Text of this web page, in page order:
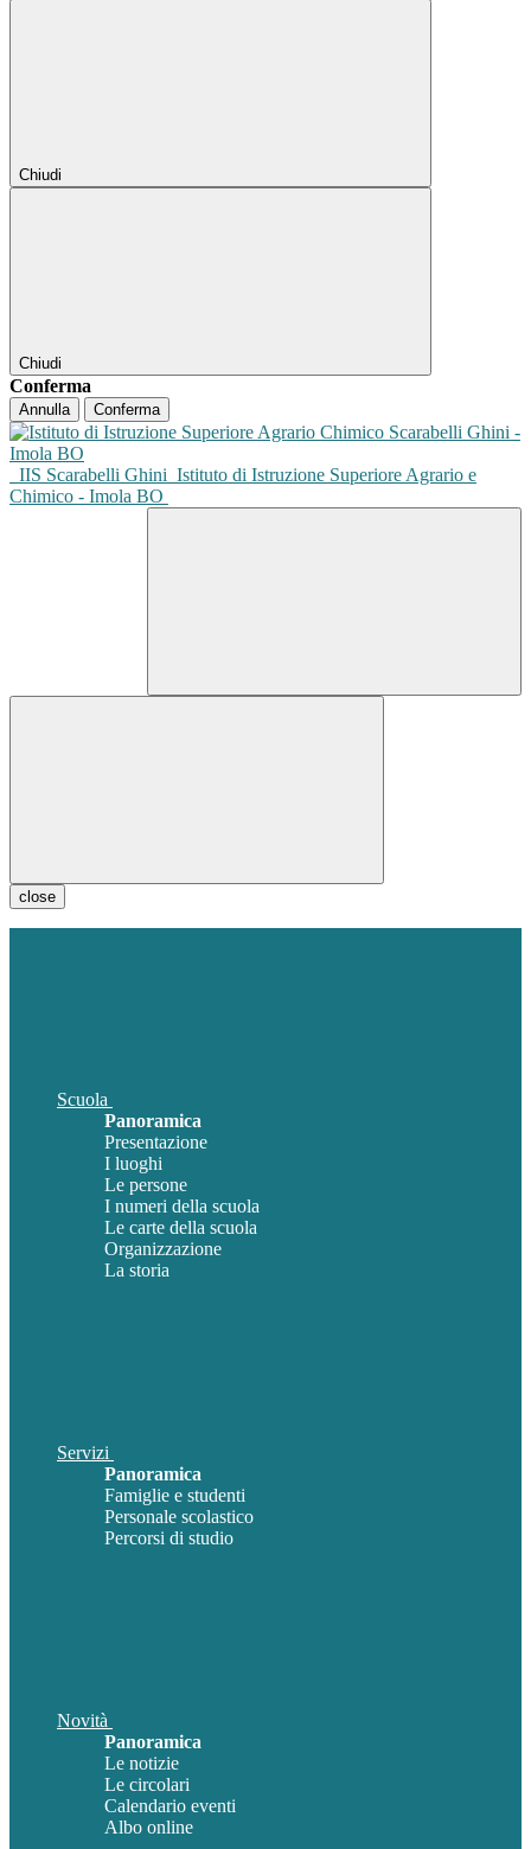
Chiudi
Chiudi
Conferma
Annulla Conferma
IIS Scarabelli Ghini Istituto di Istruzione Superiore Agrario e
Chimico - Imola BO
close
Scuola
Panoramica
Presentazione
I luoghi
Le persone
I numeri della scuola
Le carte della scuola
Organizzazione
La storia
Servizi
Panoramica
Famiglie e studenti
Personale scolastico
Percorsi di studio
Novità
Panoramica
Le notizie
Le circolari
Calendario eventi
Albo online